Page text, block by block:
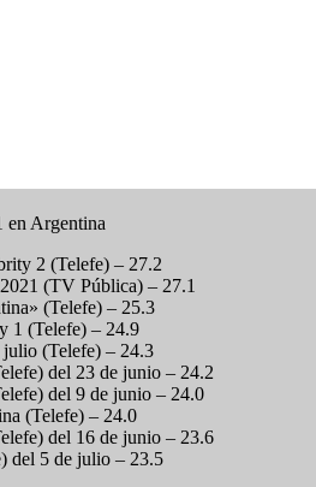
en Argentina
2 (Telefe) – 27.2
(TV Pública) – 27.1
(Telefe) – 25.3
1 (Telefe) – 24.9
(Telefe) – 24.3
del 23 de junio – 24.2
del 9 de junio – 24.0
(Telefe) – 24.0
del 16 de junio – 23.6
del 5 de julio – 23.5